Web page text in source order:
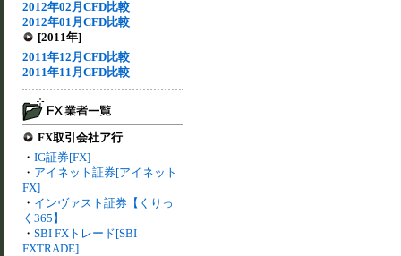
2012年02月CFD比較
2012年01月CFD比較
[2011年]
2011年12月CFD比較
2011年11月CFD比較
FX取引会社ア行
・ IG証券[FX]
・ アイネット証券[アイネット
FX]
・ インヴァスト証券【くりっ
く365】
・ SBI FXトレード[SBI
FXTRADE]